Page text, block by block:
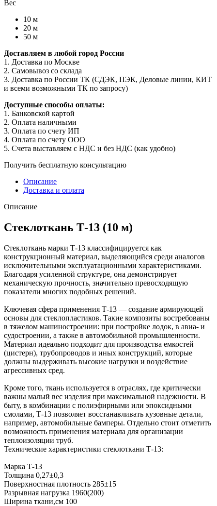
Вес
10 м
20 м
50 м
Доставляем в любой город России
1. Доставка по Москве
2. Самовывоз со склада
3. Доставка по России ТК (СДЭК, ПЭК, Деловые линии, КИТ
и всеми возможными ТК по запросу)
Доступные способы оплаты:
1. Банковской картой
2. Оплата наличными
3. Оплата по счету ИП
4. Оплата по счету ООО
5. Счета выставляем с НДС и без НДС (как удобно)
Получить бесплатную консультацию
Описание
Доставка и оплата
Описание
Стеклоткань Т-13 (10 м)
Стеклоткань марки Т-13 классифицируется как
конструкционный материал, выделяющийся среди аналогов
исключительными эксплуатационными характеристиками.
Благодаря усиленной структуре, она демонстрирует
механическую прочность, значительно превосходящую
показатели многих подобных решений.
Ключевая сфера применения Т-13 — создание армирующей
основы для стеклопластиков. Такие композиты востребованы
в тяжелом машиностроении: при постройке лодок, в авиа- и
судостроении, а также в автомобильной промышленности.
Материал идеально подходит для производства емкостей
(цистерн), трубопроводов и иных конструкций, которые
должны выдерживать высокие нагрузки и воздействие
агрессивных сред.
Кроме того, ткань используется в отраслях, где критически
важны малый вес изделия при максимальной надежности. В
быту, в комбинации с полиэфирными или эпоксидными
смолами, Т-13 позволяет восстанавливать кузовные детали,
например, автомобильные бамперы. Отдельно стоит отметить
возможность применения материала для организации
теплоизоляции труб.
Технические характеристики стеклоткани Т-13:
Марка Т-13
Толщина 0,27±0,3
Поверхностная плотность 285±15
Разрывная нагрузка 1960(200)
Ширина ткани,см 100